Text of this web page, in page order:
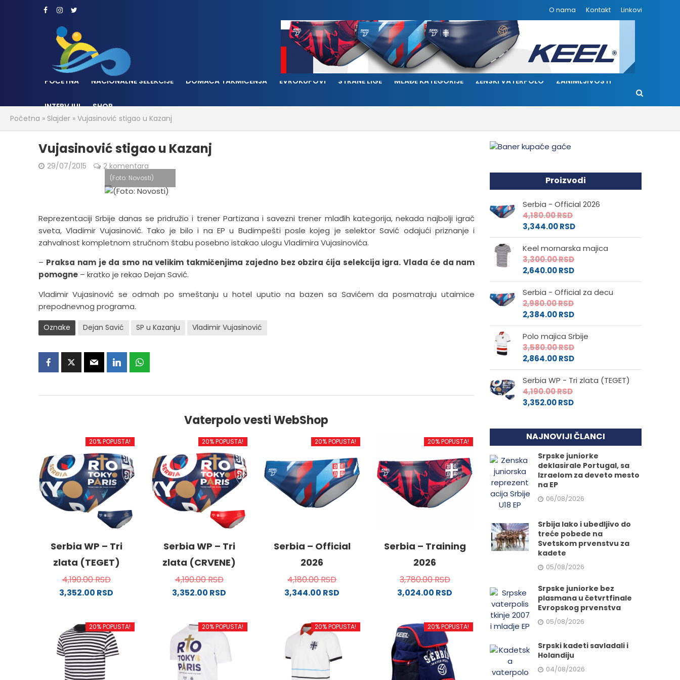
O nama Kontakt Linkovi
POČETNA NACIONALNE SELEKCIJE DOMAĆA TAKMIČENJA EVROKUPOVI STRANE LIGE MLAĐE KATEGORIJE ŽENSKI VATERPOLO ZANIMLJIVOSTI
INTERVJUI
SHOP
Početna » Slajder » Vujasinović stigao u Kazanj
Vujasinović stigao u Kazanj
29/07/2015 2 komentara
(Foto: Novosti)
Reprezentaciji Srbije danas se pridružio i trener Partizana i savezni trener mlađih kategorija, nekada najbolji igrač
sveta, Vladimir Vujasinović. Tako je bilo i na EP u Budimpešti posle kojeg je selektor Savić odajući priznanje i
zahvalnost kompletnom stručnom štabu posebno istakao ulogu Vladimira Vujasinovića.
– Praksa nam je da smo na velikim takmičenjima zajedno bez obzira ćija selekcija igra. Vlada će da nam
pomogne– kratko je rekao Dejan Savić.
Vladimir Vujasinović se odmah po smeštanju u hotel uputio na bazen sa Savićem da posmatraju utaimice
prepodnevnog programa.
Oznake Dejan Savić SP u Kazanju Vladimir Vujasinović
Vaterpolo vesti WebShop
20% POPUSTA!
Serbia WP – Tri
zlata (TEGET)
4,190.00RSD
3,352.00 RSD
ima
više
varijanti.
Opcije
mogu
20% POPUSTA!
Serbia WP – Tri
zlata (CRVENE)
4,190.00RSD
3,352.00 RSD
ima
više
varijanti.
Opcije
mogu
20% POPUSTA!
Serbia – Official
2026
4,180.00RSD
3,344.00 RSD
ima
više
varijanti.
Opcije
mogu
20% POPUSTA!
Serbia – Training
2026
3,780.00RSD
3,024.00 RSD
ima
više
varijanti.
Opcije
mogu
20% POPUSTA! 20% POPUSTA! 20% POPUSTA! 20% POPUSTA!
Proizvodi
Serbia - Official 2026
4,180.00RSD
3,344.00RSD
Keel mornarska majica
3,300.00RSD
2,640.00RSD
Serbia - Official za decu
2,980.00RSD
2,384.00RSD
Polo majica Srbije
3,580.00RSD
2,864.00RSD
Serbia WP - Tri zlata (TEGET)
4,190.00RSD
3,352.00RSD
NAJNOVIJI ČLANCI
Srpske juniorke
deklasirale Portugal, sa
Izraelom za deveto mesto
na EP
06/08/2026
Srbija lako i ubedljivo do
treće pobede na
Svetskom prvenstvu za
kadete
05/08/2026
Srpske juniorke bez
plasmana u četvrtfinale
Evropskog prvenstva
05/08/2026
Srpski kadeti savladali i
Holandiju
04/08/2026